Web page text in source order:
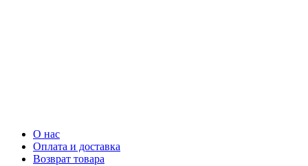
О нас
Оплата и доставка
Возврат товара